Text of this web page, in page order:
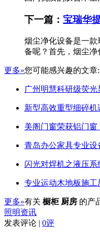
下一篇： 宝瑞华
烟尘净化设备是一
备呢？首先，烟尘
更多»您可能感兴趣的文章:
广州明慧科研级荧
新型高效重型细碎
美阁门窗荣获铝门窗
青岛办公家具专业设
闪光对焊机之液压
专业运动木地板施
更多»有关 橱柜 厨房 的产
照明资讯
发表评论 | 0评